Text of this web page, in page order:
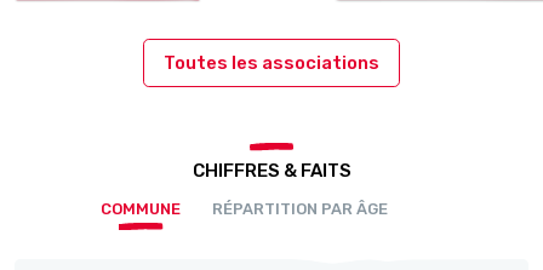
Toutes les associations
CHIFFRES & FAITS
COMMUNE RÉPARTITION PAR ÂGE